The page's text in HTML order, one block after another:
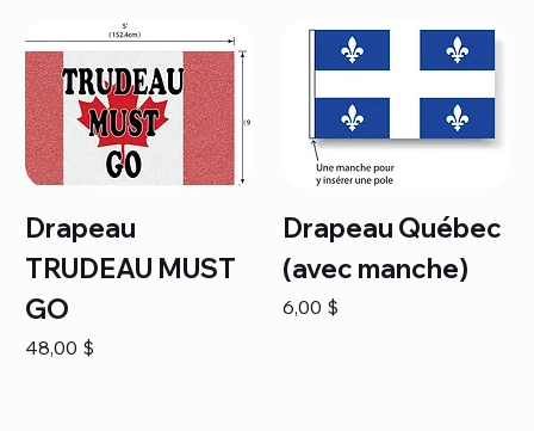
Drapeau
TRUDEAU MUST
GO
Prix
48,00 $
Drapeau Québec
(avec manche)
Prix
6,00 $